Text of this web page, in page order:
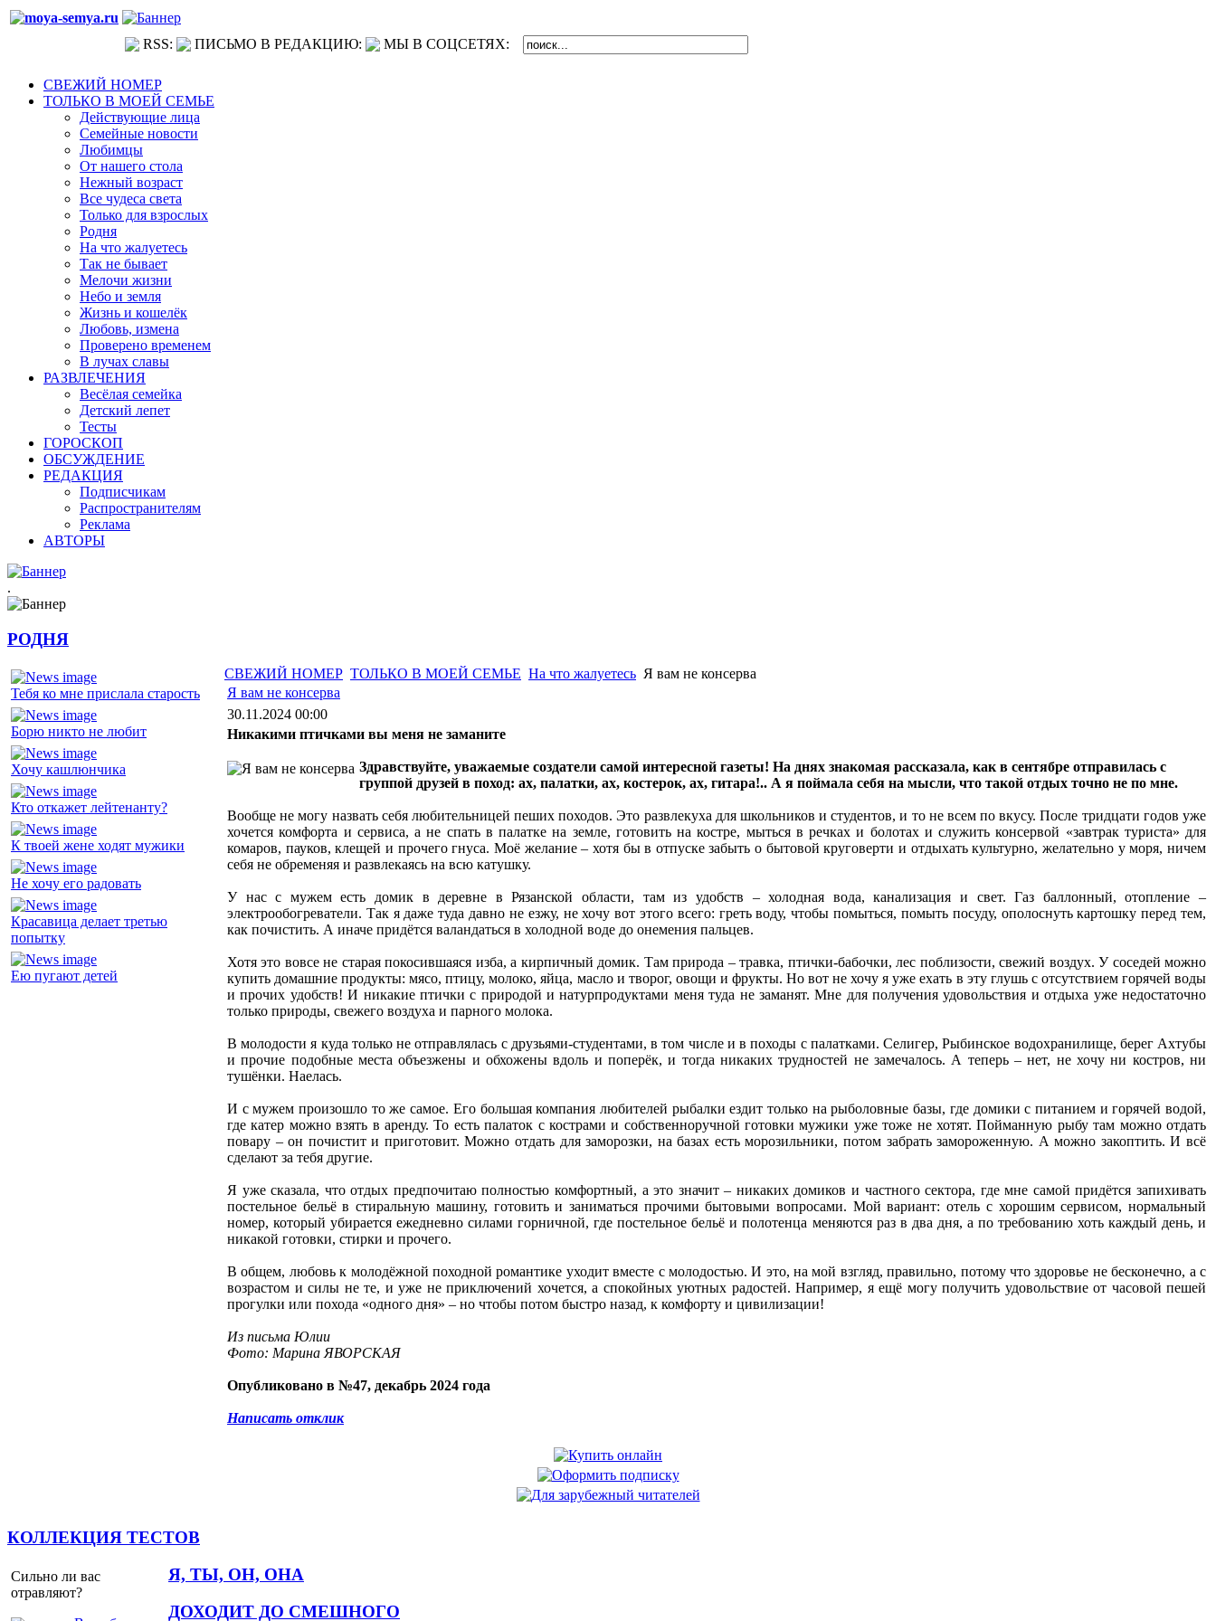
RSS: ПИСЬМО В РЕДАКЦИЮ: МЫ В СОЦСЕТЯХ:
СВЕЖИЙ НОМЕР
ТОЛЬКО В МОЕЙ СЕМЬЕ
Действующие лица
Семейные новости
Любимцы
От нашего стола
Нежный возраст
Все чудеса света
Только для взрослых
Родня
На что жалуетесь
Так не бывает
Мелочи жизни
Небо и земля
Жизнь и кошелёк
Любовь, измена
Проверено временем
В лучах славы
РАЗВЛЕЧЕНИЯ
Весёлая семейка
Детский лепет
Тесты
ГОРОСКОП
ОБСУЖДЕНИЕ
РЕДАКЦИЯ
Подписчикам
Распространителям
Реклама
АВТОРЫ
.
РОДНЯ
Тебя ко мне прислала старость
Борю никто не любит
Хочу кашлюнчика
Кто откажет лейтенанту?
К твоей жене ходят мужики
Не хочу его радовать
Красавица делает третью
попытку
Ею пугают детей
СВЕЖИЙ НОМЕР ТОЛЬКО В МОЕЙ СЕМЬЕ На что жалуетесь Я вам не консерва
Я вам не консерва
30.11.2024 00:00
Никакими птичками вы меня не заманите
Здравствуйте, уважаемые создатели самой интересной газеты! На днях знакомая рассказала, как в сентябре отправилась с
группой друзей в поход: ах, палатки, ах, костерок, ах, гитара!.. А я поймала себя на мысли, что такой отдых точно не по мне.
Вообще не могу назвать себя любительницей пеших походов. Это развлекуха для школьников и студентов, и то не всем по вкусу. После тридцати годов уже
хочется комфорта и сервиса, а не спать в палатке на земле, готовить на костре, мыться в речках и болотах и служить консервой «завтрак туриста» для
комаров, пауков, клещей и прочего гнуса. Моё желание – хотя бы в отпуске забыть о бытовой круговерти и отдыхать культурно, желательно у моря, ничем
себя не обременяя и развлекаясь на всю катушку.
У нас с мужем есть домик в деревне в Рязанской области, там из удобств – холодная вода, канализация и свет. Газ баллонный, отопление –
электрообогреватели. Так я даже туда давно не езжу, не хочу вот этого всего: греть воду, чтобы помыться, помыть посуду, ополоснуть картошку перед тем,
как почистить. А иначе придётся валандаться в холодной воде до онемения пальцев.
Хотя это вовсе не старая покосившаяся изба, а кирпичный домик. Там природа – травка, птички-бабочки, лес поблизости, свежий воздух. У соседей можно
купить домашние продукты: мясо, птицу, молоко, яйца, масло и творог, овощи и фрукты. Но вот не хочу я уже ехать в эту глушь с отсутствием горячей воды
и прочих удобств! И никакие птички с природой и натурпродуктами меня туда не заманят. Мне для получения удовольствия и отдыха уже недостаточно
только природы, свежего воздуха и парного молока.
В молодости я куда только не отправлялась с друзьями-студентами, в том числе и в походы с палатками. Селигер, Рыбинское водохранилище, берег Ахтубы
и прочие подобные места объезжены и обхожены вдоль и поперёк, и тогда никаких трудностей не замечалось. А теперь – нет, не хочу ни костров, ни
тушёнки. Наелась.
И с мужем произошло то же самое. Его большая компания любителей рыбалки ездит только на рыболовные базы, где домики с питанием и горячей водой,
где катер можно взять в аренду. То есть палаток с кострами и собственноручной готовки мужики уже тоже не хотят. Пойманную рыбу там можно отдать
повару – он почистит и приготовит. Можно отдать для заморозки, на базах есть морозильники, потом забрать замороженную. А можно закоптить. И всё
сделают за тебя другие.
Я уже сказала, что отдых предпочитаю полностью комфортный, а это значит – никаких домиков и частного сектора, где мне самой придётся запихивать
постельное бельё в стиральную машину, готовить и заниматься прочими бытовыми вопросами. Мой вариант: отель с хорошим сервисом, нормальный
номер, который убирается ежедневно силами горничной, где постельное бельё и полотенца меняются раз в два дня, а по требованию хоть каждый день, и
никакой готовки, стирки и прочего.
В общем, любовь к молодёжной походной романтике уходит вместе с молодостью. И это, на мой взгляд, правильно, потому что здоровье не бесконечно, а с
возрастом и силы не те, и уже не приключений хочется, а спокойных уютных радостей. Например, я ещё могу получить удовольствие от часовой пешей
прогулки или похода «одного дня» – но чтобы потом быстро назад, к комфорту и цивилизации!
Из письма Юлии
Фото: Марина ЯВОРСКАЯ
Опубликовано в №47, декабрь 2024 года
Написать отклик
КОЛЛЕКЦИЯ ТЕСТОВ
Сильно ли вас
отравляют?
Я, ТЫ, ОН, ОНА
ДОХОДИТ ДО СМЕШНОГО